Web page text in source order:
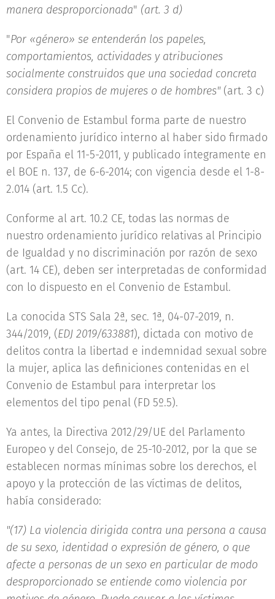
manera desproporcionada" (art. 3 d)
"Por «género» se entenderán los papeles,
comportamientos, actividades y atribuciones
socialmente construidos que una sociedad concreta
considera propios de mujeres o de hombres" (art. 3 c)
El Convenio de Estambul forma parte de nuestro
ordenamiento jurídico interno al haber sido firmado
por España el 11-5-2011, y publicado íntegramente en
el BOE n. 137, de 6-6-2014; con vigencia desde el 1-8-
2.014 (art. 1.5 Cc).
Conforme al art. 10.2 CE, todas las normas de
nuestro ordenamiento jurídico relativas al Principio
de Igualdad y no discriminación por razón de sexo
(art. 14 CE), deben ser interpretadas de conformidad
con lo dispuesto en el Convenio de Estambul.
La conocida STS Sala 2ª, sec. 1ª, 04-07-2019, n.
344/2019, (EDJ 2019/633881), dictada con motivo de
delitos contra la libertad e indemnidad sexual sobre
la mujer, aplica las definiciones contenidas en el
Convenio de Estambul para interpretar los
elementos del tipo penal (FD 5º.5).
Ya antes, la Directiva 2012/29/UE del Parlamento
Europeo y del Consejo, de 25-10-2012, por la que se
establecen normas mínimas sobre los derechos, el
apoyo y la protección de las víctimas de delitos,
había considerado:
"(17) La violencia dirigida contra una persona a causa
de su sexo, identidad o expresión de género, o que
afecte a personas de un sexo en particular de modo
desproporcionado se entiende como violencia por